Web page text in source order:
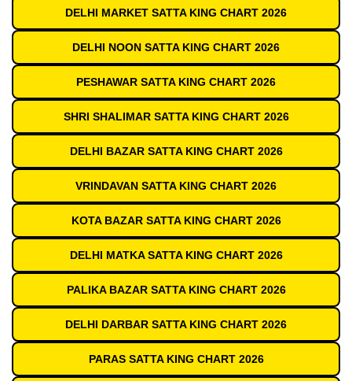
DELHI MARKET SATTA KING CHART 2026
DELHI NOON SATTA KING CHART 2026
PESHAWAR SATTA KING CHART 2026
SHRI SHALIMAR SATTA KING CHART 2026
DELHI BAZAR SATTA KING CHART 2026
VRINDAVAN SATTA KING CHART 2026
KOTA BAZAR SATTA KING CHART 2026
DELHI MATKA SATTA KING CHART 2026
PALIKA BAZAR SATTA KING CHART 2026
DELHI DARBAR SATTA KING CHART 2026
PARAS SATTA KING CHART 2026